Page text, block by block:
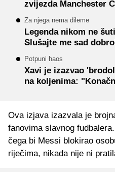
zvijezda Manchester
Za njega nema dileme
Legenda nikom ne
Slušajte me sad
Potpuni haos
Xavi je izazvao
na koljenima:
Ova izjava izazvala je
fanovima slavnog
čega bi Messi blokirao
riječima, nikada nije ni